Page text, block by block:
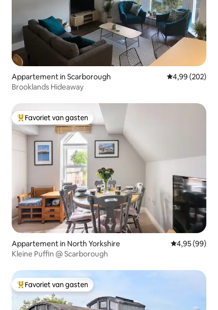
Appartement in Scarborough Gemiddelde
4,99 (202)
Brooklands Hideaway
Topfavoriet van gasten
Favoriet van gasten
Appartement in North Yorkshire Gemiddelde
4,95 (99)
Kleine Puffin @ Scarborough
Topfavoriet van gasten
Favoriet van gasten